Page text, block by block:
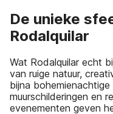
De unieke
Rodalquilar
Wat Rodalquilar echt
van ruige natuur,
bijna
muurschilderingen en
evenementen geven